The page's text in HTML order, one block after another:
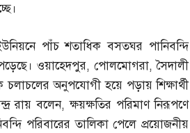
পাঁচ শতাধিক বসতঘর পানিবন্দি
ওয়াহেদপুর,পোলমোগরা,সৈদালী
চলাচলের অনুপযোগী হয়ে পড়ায় শিক্ষার্থী
রায় বলেন,ক্ষয়ক্ষতির পরিমাণ নিরূপণে
পরিবারের তালিকা পেলে প্রয়োজনীয়